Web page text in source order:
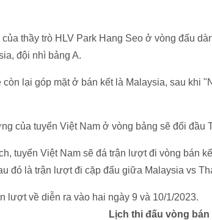
thầy trò HLV Park Hang Seo ở vòng đấu
đội nhì bảng A.
còn lại góp mặt ở bán kết là Malaysia, sau khi
của tuyển Việt Nam ở vòng bảng sẽ đối đầu
tuyển Việt Nam sẽ đá trận lượt đi vòng bán
đó là trận lượt đi cặp đấu giữa Malaysia vs
lượt về diễn ra vào hai ngày 9 và 10/1/2023.
Lịch thi đấu vòng bán